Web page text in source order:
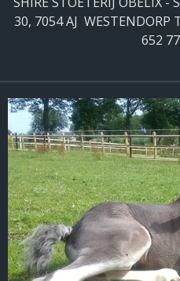
30, 7054 AJ WESTENDORP
652